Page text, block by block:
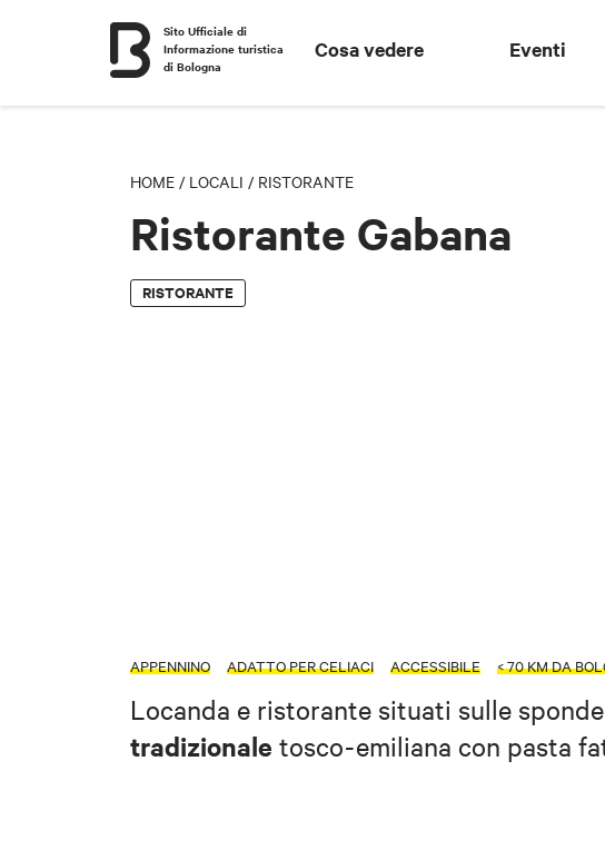
Sito Ufficiale di
Informazione turistica
di Bologna
Cosa vedere Eventi
HOME / LOCALI / RISTORANTE
Ristorante Gabana
RISTORANTE
APPENNINO ADATTO PER CELIACI ACCESSIBILE < 70 KM DA
Locanda e ristorante situati sulle
tradizionale tosco-emiliana con pasta